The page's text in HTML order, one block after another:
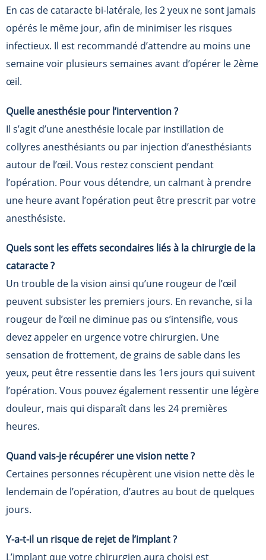
En cas de cataracte bi-latérale, les 2 yeux ne sont jamais
opérés le même jour, afin de minimiser les risques
infectieux. Il est recommandé d’attendre au moins une
semaine voir plusieurs semaines avant d’opérer le 2ème
œil.
Quelle anesthésie pour l’intervention ?
Il s’agit d’une anesthésie locale par instillation de
collyres anesthésiants ou par injection d’anesthésiants
autour de l’œil. Vous restez conscient pendant
l’opération. Pour vous détendre, un calmant à prendre
une heure avant l’opération peut être prescrit par votre
anesthésiste.
Quels sont les effets secondaires liés à la chirurgie de la
cataracte ?
Un trouble de la vision ainsi qu’une rougeur de l’œil
peuvent subsister les premiers jours. En revanche, si la
rougeur de l’œil ne diminue pas ou s’intensifie, vous
devez appeler en urgence votre chirurgien. Une
sensation de frottement, de grains de sable dans les
yeux, peut être ressentie dans les 1ers jours qui suivent
l’opération. Vous pouvez également ressentir une légère
douleur, mais qui disparaît dans les 24 premières
heures.
Quand vais-je récupérer une vision nette ?
Certaines personnes récupèrent une vision nette dès le
lendemain de l’opération, d’autres au bout de quelques
jours.
Y-a-t-il un risque de rejet de l’implant ?
L’implant que votre chirurgien aura choisi est